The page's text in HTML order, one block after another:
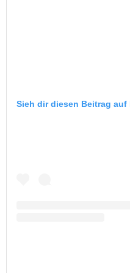
Sieh dir diesen Beitrag auf